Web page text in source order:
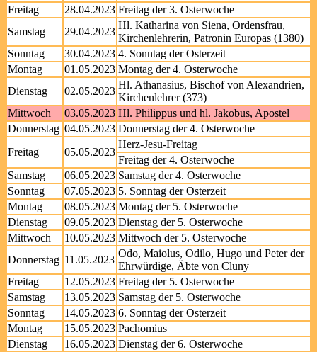
Freitag 28.04.2023 Freitag der 3. Osterwoche
Samstag
29.04.2023
Hl. Katharina von Siena, Ordensfrau,
Kirchenlehrerin, Patronin Europas (1380)
Sonntag
30.04.2023 4. Sonntag der Osterzeit
Montag
01.05.2023 Montag der 4. Osterwoche
Dienstag
02.05.2023
Hl. Athanasius, Bischof von Alexandrien,
Kirchenlehrer (373)
Mittwoch
03.05.2023 Hl. Philippus und hl. Jakobus, Apostel
Donnerstag 04.05.2023 Donnerstag der 4. Osterwoche
Freitag
05.05.2023
Herz-Jesu-Freitag
Freitag der 4. Osterwoche
Samstag
06.05.2023 Samstag der 4. Osterwoche
Sonntag
07.05.2023 5. Sonntag der Osterzeit
Montag
08.05.2023 Montag der 5. Osterwoche
Dienstag
09.05.2023 Dienstag der 5. Osterwoche
Mittwoch
10.05.2023 Mittwoch der 5. Osterwoche
Donnerstag 11.05.2023
Odo, Maiolus, Odilo, Hugo und Peter der
Ehrwürdige, Äbte von Cluny
Freitag
12.05.2023 Freitag der 5. Osterwoche
Samstag
13.05.2023 Samstag der 5. Osterwoche
Sonntag
14.05.2023 6. Sonntag der Osterzeit
Montag
15.05.2023 Pachomius
Dienstag
16.05.2023 Dienstag der 6. Osterwoche